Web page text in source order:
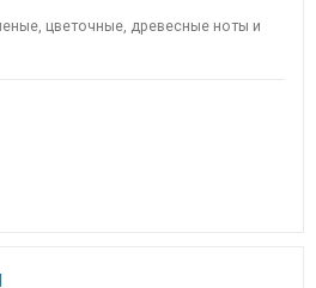
цветочные, древесные ноты и